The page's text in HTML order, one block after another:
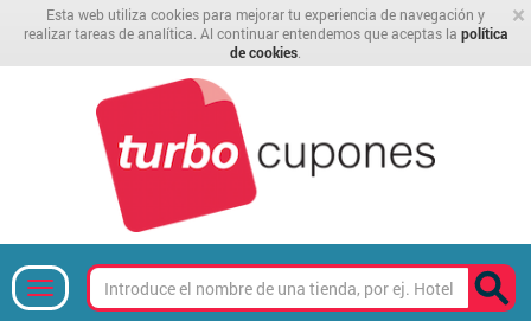
×
Esta web utiliza cookies para mejorar tu experiencia de navegación y
realizar tareas de analítica. Al continuar entendemos que aceptas la política
de cookies